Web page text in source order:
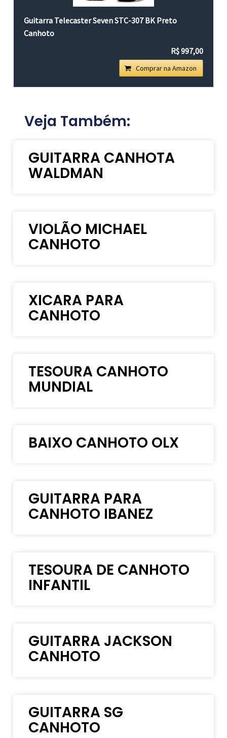
Guitarra Telecaster Seven STC-307 BK Preto
Canhoto
R$ 997,00
Comprar na Amazon
Veja Também:
GUITARRA CANHOTA
WALDMAN
VIOLÃO MICHAEL
CANHOTO
XICARA PARA
CANHOTO
TESOURA CANHOTO
MUNDIAL
BAIXO CANHOTO OLX
GUITARRA PARA
CANHOTO IBANEZ
TESOURA DE CANHOTO
INFANTIL
GUITARRA JACKSON
CANHOTO
GUITARRA SG
CANHOTO